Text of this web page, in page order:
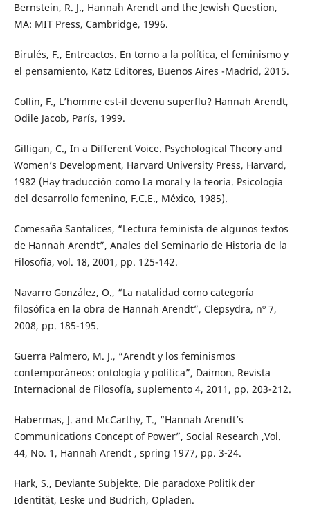
Bernstein, R. J., Hannah Arendt and the Jewish Question,
MA: MIT Press, Cambridge, 1996.
Birulés, F., Entreactos. En torno a la política, el feminismo y
el pensamiento, Katz Editores, Buenos Aires -Madrid, 2015.
Collin, F., L’homme est-il devenu superflu? Hannah Arendt,
Odile Jacob, París, 1999.
Gilligan, C., In a Different Voice. Psychological Theory and
Women’s Development, Harvard University Press, Harvard,
1982 (Hay traducción como La moral y la teoría. Psicología
del desarrollo femenino, F.C.E., México, 1985).
Comesaña Santalices, “Lectura feminista de algunos textos
de Hannah Arendt”, Anales del Seminario de Historia de la
Filosofía, vol. 18, 2001, pp. 125-142.
Navarro González, O., “La natalidad como categoría
filosófica en la obra de Hannah Arendt”, Clepsydra, nº 7,
2008, pp. 185-195.
Guerra Palmero, M. J., “Arendt y los feminismos
contemporáneos: ontología y política”, Daimon. Revista
Internacional de Filosofía, suplemento 4, 2011, pp. 203-212.
Habermas, J. and McCarthy, T., “Hannah Arendt’s
Communications Concept of Power”, Social Research ,Vol.
44, No. 1, Hannah Arendt , spring 1977, pp. 3-24.
Hark, S., Deviante Subjekte. Die paradoxe Politik der
Identität, Leske und Budrich, Opladen.